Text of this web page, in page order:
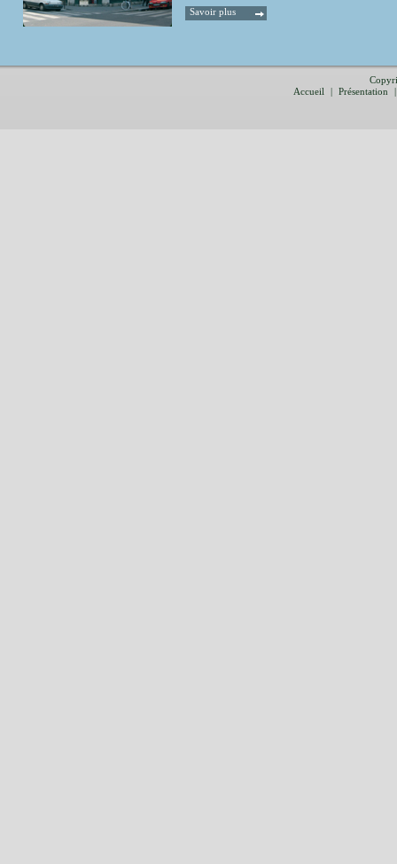
Savoir plus
Accueil
| Présentation